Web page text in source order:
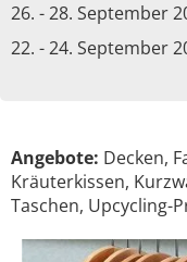
26. - 28. September
22. - 24. September
Angebote: Decken,
Kräuterkissen,
Taschen, Upcycling-